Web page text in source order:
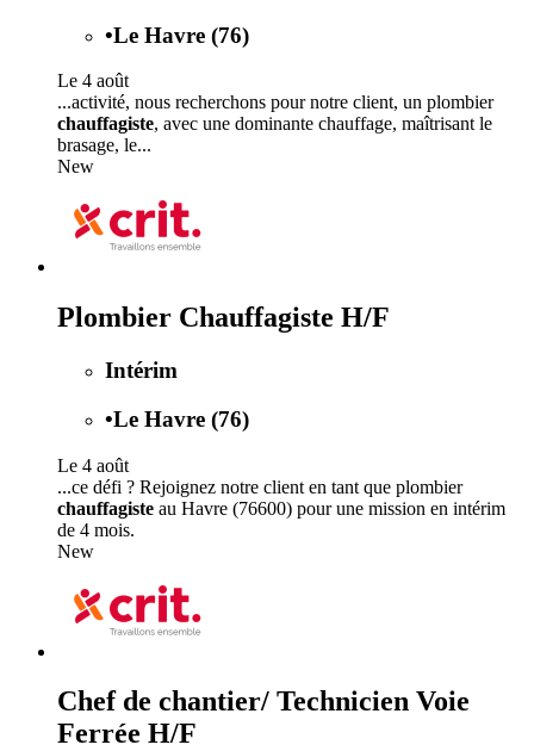
•Le Havre (76)
Le 4 août
...activité, nous recherchons pour notre client, un plombier
chauffagiste, avec une dominante chauffage, maîtrisant le
brasage, le...
New
Plombier Chauffagiste H/F
Intérim
•Le Havre (76)
Le 4 août
...ce défi ? Rejoignez notre client en tant que plombier
chauffagiste au Havre (76600) pour une mission en intérim
de 4 mois.
New
Chef de chantier/ Technicien Voie
Ferrée H/F